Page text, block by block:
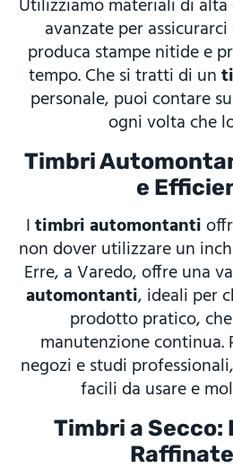
Utilizziamo materiali di
avanzate per
produca stampe nitide e
tempo. Che si tratti di un
personale, puoi contare
ogni volta che
Timbri
e
Itimbri automontanti
non dover utilizzare un
Erre, a Varedo, offre una
automontanti, ideali per
prodotto pratico,
manutenzione
negozi e studi
facili da usare e
Timbri a Secco: